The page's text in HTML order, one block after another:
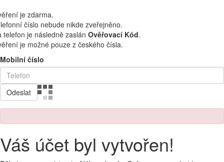
je zdarma.
číslo nebude nikde zveřejněno.
telefon je následně zaslán Ověřovací Kód.
je možné pouze z českého čísla.
Mobilní číslo
Odeslat
Váš účet byl vytvořen!